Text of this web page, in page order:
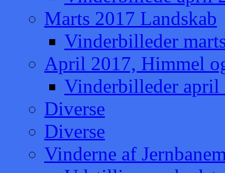
Marts 2017 Landskab
Vinderbilleder
April 2017, Himmel
Vinderbilleder
Diverse
Diverse
Vinderne af